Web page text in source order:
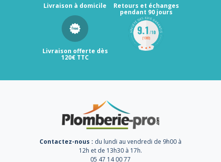
Livraison à domicile Retours et échanges
pendant 90 jours
Livraison offerte dès
120€ TTC
Contactez-nous : du lundi au vendredi de 9h00 à
12h et de 13h30 à 17h.
05 47 14 00 77